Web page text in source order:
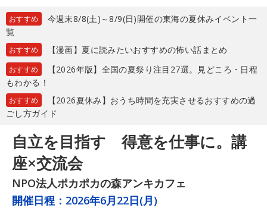
おすすめ
今週末8/8(土)～8/9(日)開催の東海の夏休みイベント一
覧
おすすめ 【漫画】夏に読みたいおすすめの怖い話まとめ
おすすめ
【2026年版】全国の夏祭り注目27選。見どころ・日程
もわかる！
おすすめ
【2026夏休み】おうち時間を充実させるおすすめの過
ごし方ガイド
自立を目指す 得意を仕事に。講
座×交流会
NPO法人ポカポカの森アンキカフェ
開催日程： 2026年6月22日(月)